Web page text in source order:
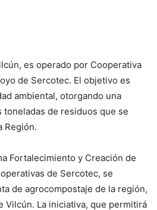
es operado por Cooperativa
de Sercotec. El objetivo es
ambiental, otorgando una
toneladas de residuos que se
Región.
Fortalecimiento y Creación de
de Sercotec, se
de agrocompostaje de la región,
Vilcún. La iniciativa, que permitirá